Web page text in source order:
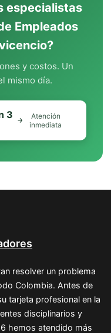
especialistas
Empleados
y costos. Un
mismo día.
3
Atención
inmediata
resolver un problema
Colombia. Antes de
tarjeta profesional en la
disciplinarios y
hemos atendido más